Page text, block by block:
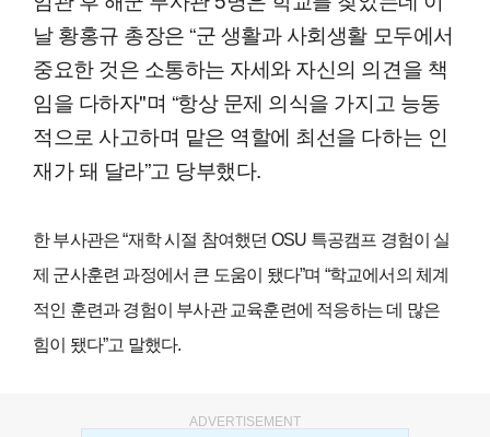
날 황홍규 총장은 “군 생활과 사회생활 모두에서
중요한 것은 소통하는 자세와 자신의 의견을 책
임을 다하자"며 “항상 문제 의식을 가지고 능동
적으로 사고하며 맡은 역할에 최선을 다하는 인
재가 돼 달라”고 당부했다.
한 부사관은 “재학 시절 참여했던 OSU 특공캠프 경험이 실
제 군사훈련 과정에서 큰 도움이 됐다”며 “학교에서의 체계
적인 훈련과 경험이 부사관 교육훈련에 적응하는 데 많은
힘이 됐다”고 말했다.
ADVERTISEMENT